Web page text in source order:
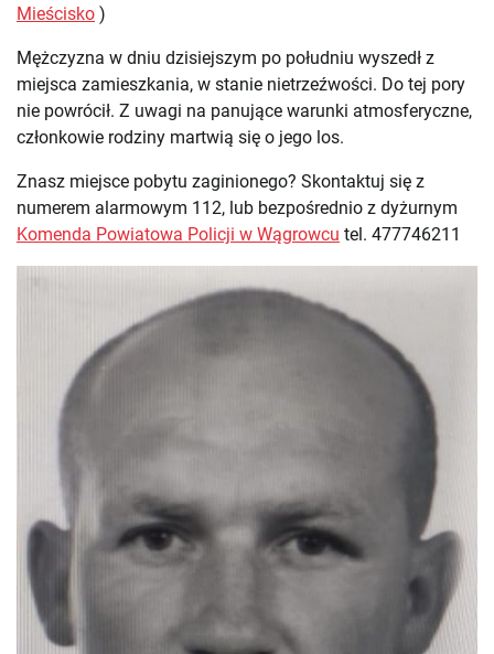
Mieścisko )
Mężczyzna w dniu dzisiejszym po południu wyszedł z
miejsca zamieszkania, w stanie nietrzeźwości. Do tej pory
nie powrócił. Z uwagi na panujące warunki atmosferyczne,
członkowie rodziny martwią się o jego los.
Znasz miejsce pobytu zaginionego? Skontaktuj się z
numerem alarmowym 112, lub bezpośrednio z dyżurnym
Komenda Powiatowa Policji w Wągrowcu tel. 477746211